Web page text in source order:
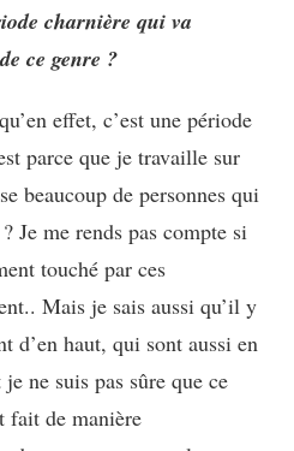
charnière qui va
ce genre ?
effet, c’est une période
parce que je travaille sur
beaucoup de personnes qui
Je me rends pas compte si
touché par ces
Mais je sais aussi qu’il y
d’en haut, qui sont aussi en
ne suis pas sûre que ce
fait de manière